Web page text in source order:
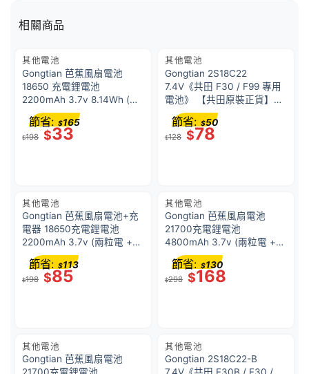
相關商品
其他電池
Gongtian 芭蕉風扇電池
18650 充電鋰電池
2200mAh 3.7v 8.14Wh (兩
粒裝) CCC 認證 <新/舊款隨
機出貨>
$198 $33
節省: $165
其他電池
Gongtian 2S18C22
7.4V《共田 F30 / F99 專用
電池》 【共田原裝正貨】藍
$128 $78
節省: $50
其他電池
Gongtian 芭蕉風扇電池+充
電器 18650充電鋰電池
2200mAh 3.7v (兩粒電 +
充電器) <新/舊款隨機出貨>
$198 $85
節省: $113
其他電池
Gongtian 芭蕉風扇電池
21700充電鋰電池
4800mAh 3.7v (兩粒電 +
充電器) <新/舊款隨機出貨>
$298 $168
節省: $130
其他電池
Gongtian 芭蕉風扇電池
其他電池
Gongtian 2S18C22-B